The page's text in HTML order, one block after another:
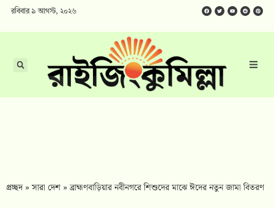
রবিবার ৯ আগস্ট, ২০২৬
প্রচ্ছদ»সারা দেশ »ব্রাহ্মণবাড়িয়ার নবীনগরে শিশুদের মাঝে ঈদের নতুন জামা বিতরণ